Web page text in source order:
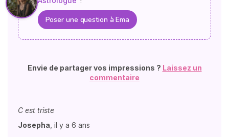
Poser une question à Ema
Envie de partager vos impressions ? Laissez un
commentaire
C est triste
Josepha il y a 6 ans